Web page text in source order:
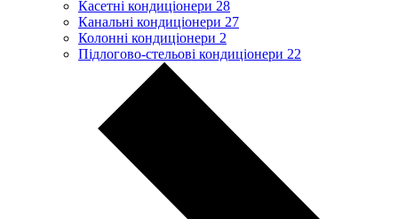
Касетні кондиціонери 28
Канальні кондиціонери 27
Колонні кондиціонери 2
Підлогово-стельові кондиціонери 22